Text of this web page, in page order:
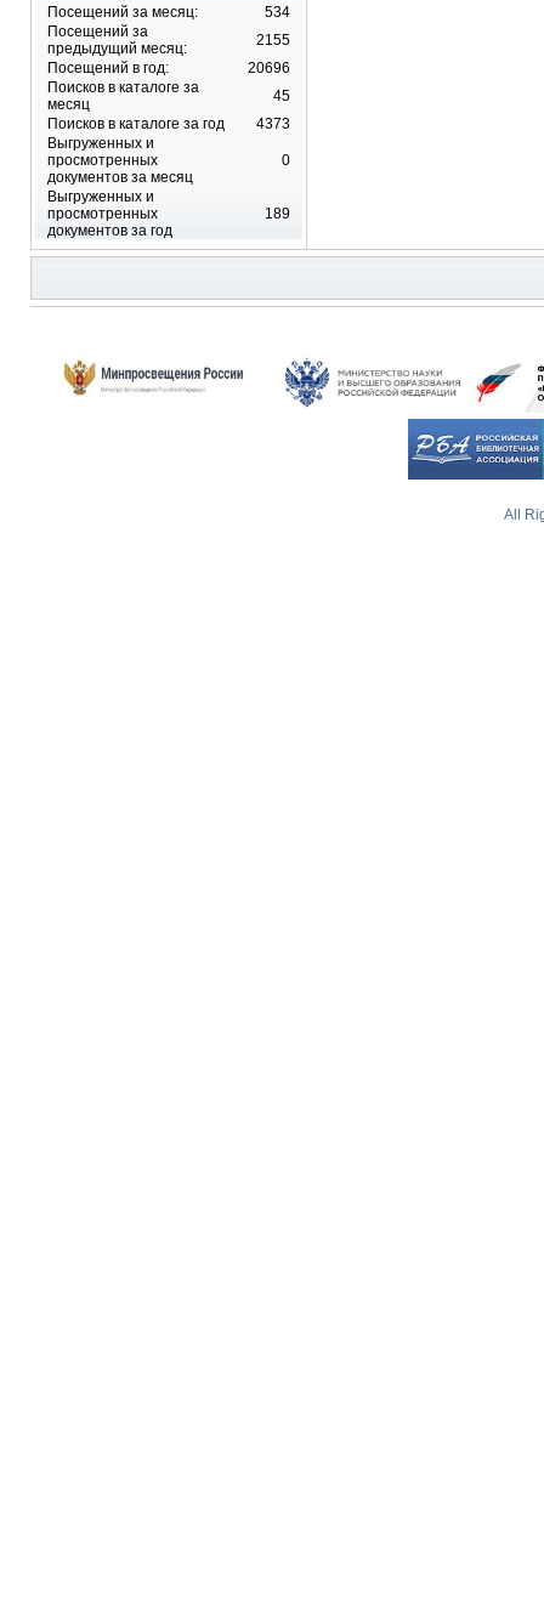
Посещений за месяц:
534
Посещений за
предыдущий месяц:
2155
Посещений в год:
20696
Поисков в каталоге за
месяц
45
Поисков в каталоге за год
4373
Выгруженных и
просмотренных
документов за месяц
0
Выгруженных и
просмотренных
документов за год
189
All